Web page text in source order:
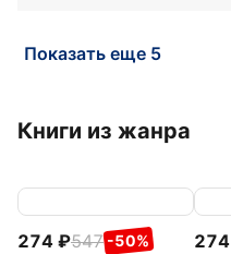
Показать еще 5
Книги из жанра
274 547 -50% 274